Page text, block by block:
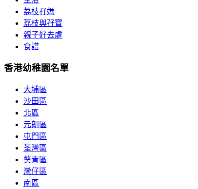
荔枝孖媽
荔枝與孖寶
親子好去處
食譜
香港幼稚園名單
大埔區
沙田區
北區
元朗區
屯門區
荃灣區
葵青區
灣仔區
南區